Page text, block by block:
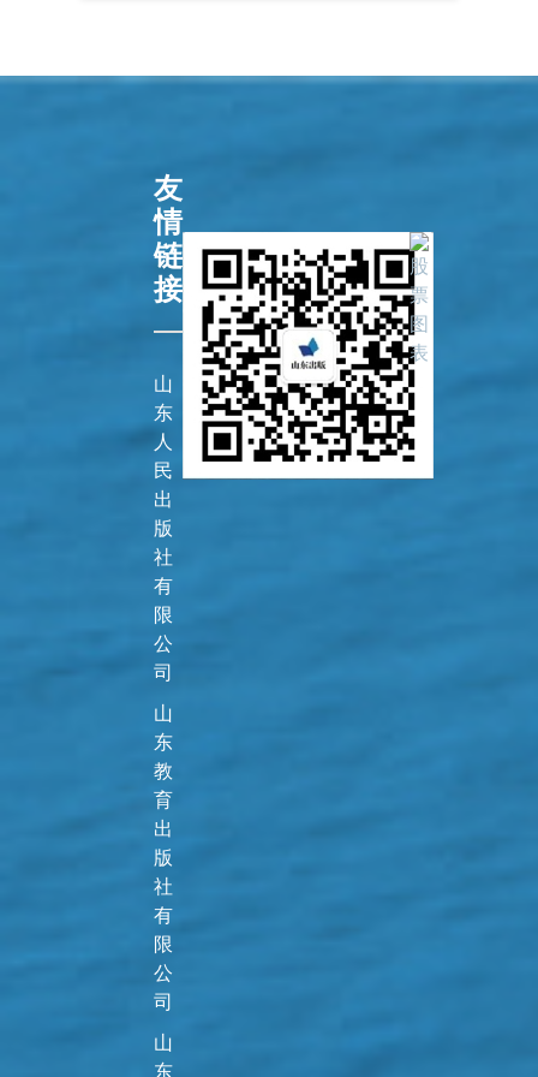
友
情
链
接
山
东
人
民
出
版
社
有
限
公
司
山
东
教
育
出
版
社
有
限
公
司
山
东